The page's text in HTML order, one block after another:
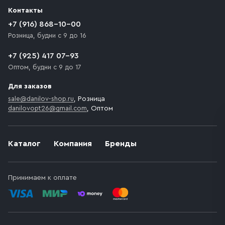
движения. Если на территории места назначения
доставки предусмотрен платный въезд, то Покупателю
необходимо компенсировать стоимость въезда
Каталог Компания Бренды
Принимаем к оплате
Контакты
+7 (916) 868-10-00
Розница, будни с 9 до 16
+7 (925) 417 07-93
Оптом, будни с 9 до 17
Для заказов
sale@danilov-shop.ru, Розница
danilovopt26@gmail.com, Оптом